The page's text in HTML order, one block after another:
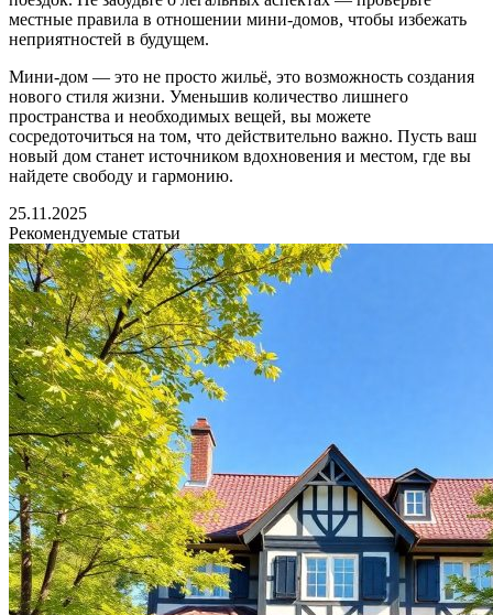
местные правила в отношении мини-домов, чтобы избежать
неприятностей в будущем.
Мини-дом — это не просто жильё, это возможность создания
нового стиля жизни. Уменьшив количество лишнего
пространства и необходимых вещей, вы можете
сосредоточиться на том, что действительно важно. Пусть ваш
новый дом станет источником вдохновения и местом, где вы
найдете свободу и гармонию.
25.11.2025
Рекомендуемые статьи